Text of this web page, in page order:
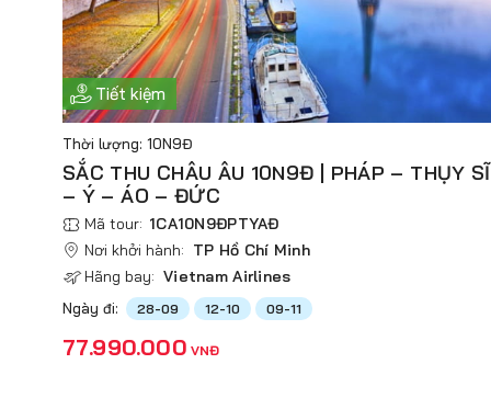
Tiết kiệm
Thời lượng: 10N9Đ
SẮC THU CHÂU ÂU 10N9Đ | PHÁP – THỤY SĨ
– Ý – ÁO – ĐỨC
Mã tour: 1CA10N9ĐPTYAĐ
Nơi khởi hành: TP Hồ Chí Minh
Hãng bay: Vietnam Airlines
Ngày đi: 28-09 12-10 09-11
77.990.000 VNĐ